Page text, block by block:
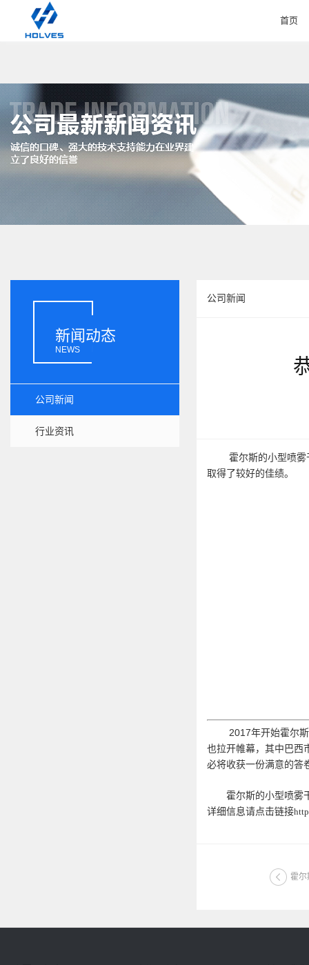
首页
新闻动态
NEWS
公司新闻
行业资讯
公司新闻
霍尔斯的小型喷
取得了较好的佳绩。
2017年开始霍尔斯进
也拉开帷幕，其中巴西
必将收获一份满意的答
霍尔斯的小型喷雾干
详细信息请点击链接
霍尔